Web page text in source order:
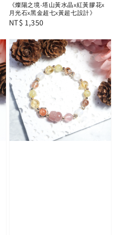
《燦陽之境-塔山黃水晶x紅黃膠花x
月光石x黑金超七x黃超七設計》
Regular
NT$ 1,350